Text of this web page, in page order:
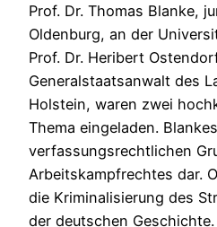
Prof. Dr. Thomas Blanke,
Oldenburg, an der
Prof. Dr. Heribert
Generalstaatsanwalt des
Holstein, waren zwei
Thema eingeladen.
verfassungsrechtlichen
Arbeitskampfrechtes dar.
die Kriminalisierung des
der deutschen